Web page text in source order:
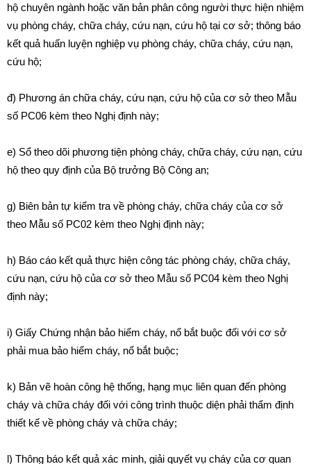
hộ chuyên ngành hoặc văn bản phân công người thực hiện nhiệm
vụ phòng cháy, chữa cháy, cứu nạn, cứu hộ tại cơ sở; thông báo
kết quả huấn luyện nghiệp vụ phòng cháy, chữa cháy, cứu nạn,
cứu hộ;
đ) Phương án chữa cháy, cứu nạn, cứu hộ của cơ sở theo Mẫu
số PC06 kèm theo Nghị định này;
e) Sổ theo dõi phương tiện phòng cháy, chữa cháy, cứu nạn, cứu
hộ theo quy định của Bộ trưởng Bộ Công an;
g) Biên bản tự kiểm tra về phòng cháy, chữa cháy của cơ sở
theo Mẫu số PC02 kèm theo Nghị định này;
h) Báo cáo kết quả thực hiện công tác phòng cháy, chữa cháy,
cứu nạn, cứu hộ của cơ sở theo Mẫu số PC04 kèm theo Nghị
định này;
i) Giấy Chứng nhận bảo hiểm cháy, nổ bắt buộc đối với cơ sở
phải mua bảo hiểm cháy, nổ bắt buộc;
k) Bản vẽ hoàn công hệ thống, hạng mục liên quan đến phòng
cháy và chữa cháy đối với công trình thuộc diện phải thẩm định
thiết kế về phòng cháy và chữa cháy;
l) Thông báo kết quả xác minh, giải quyết vụ cháy của cơ quan